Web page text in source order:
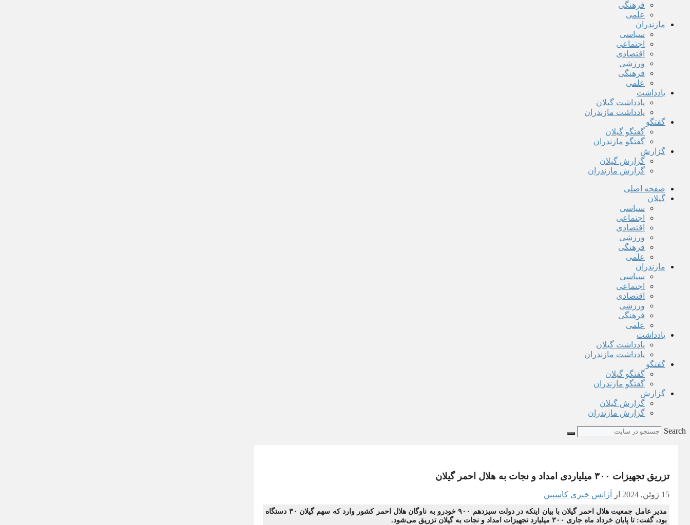
فرهنگی
علمی
مازندران
سیاسی
اجتماعی
اقتصادی
ورزشی
فرهنگی
علمی
یادداشت
یادداشت گیلان
یادداشت مازندران
گفتگو
گفتگو گیلان
گفتگو مازندران
گزارش
گزارش گیلان
گزارش مازندران
صفحه اصلی
گیلان
سیاسی
اجتماعی
اقتصادی
ورزشی
فرهنگی
علمی
مازندران
سیاسی
اجتماعی
اقتصادی
ورزشی
فرهنگی
علمی
یادداشت
یادداشت گیلان
یادداشت مازندران
گفتگو
گفتگو گیلان
گفتگو مازندران
گزارش
گزارش گیلان
گزارش مازندران
Search
تزریق تجهیزات ۳۰۰ میلیاردی امداد و نجات به هلال احمر گیلان
15 ژوئن, 2024 از آژانس خبری کاسپین
مدیر عامل جمعیت هلال احمر گیلان با بیان اینکه در دولت سیزدهم ۹۰۰ خودرو به ناوگان هلال احمر کشور وارد که سهم گیلان ۳۰ دستگاه
بود، گفت: تا پایان خرداد ماه جاری ۳۰۰ میلیارد تجهیزات امداد و نجات به گیلان تزریق می‌شود.